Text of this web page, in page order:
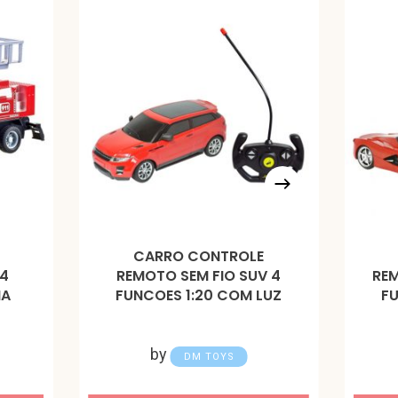
CARRO CONTROLE
REMOTO SEM FIO SUV 4
FUNCOES 1:20 COM LUZ
by DM TOYS